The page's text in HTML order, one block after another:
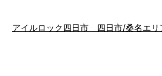
アイルロック四日市 四日市/桑名エリ